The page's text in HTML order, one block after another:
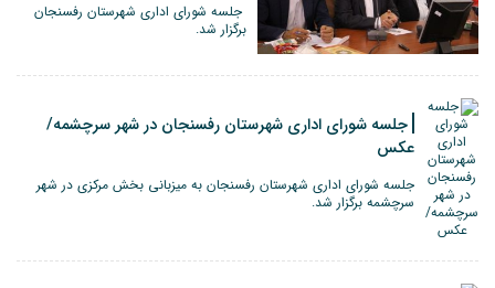
جلسه شورای اداری شهرستان رفسنجان
برگزار شد.
جلسه شورای اداری شهرستان رفسنجان در شهر سرچشمه/
عکس
جلسه شورای اداری شهرستان رفسنجان به میزبانی بخش مرکزی در شهر
سرچشمه برگزار شد.